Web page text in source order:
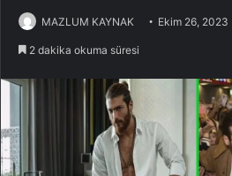
MAZLUM KAYNAK Ekim 26, 2023
2 dakika okuma süresi